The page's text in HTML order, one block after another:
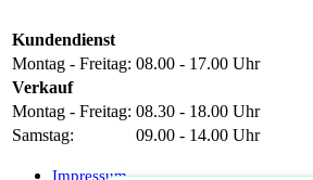
Kundendienst
Montag - Freitag: 08.00 - 17.00 Uhr
Verkauf
Montag - Freitag: 08.30 - 18.00 Uhr
Samstag:
09.00 - 14.00 Uhr
Impressum